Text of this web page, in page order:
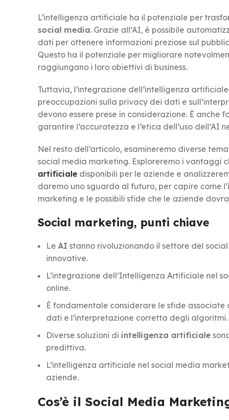
L’intelligenza artificiale ha il potenziale per
social media. Grazie all’AI, è possibile
dati per ottenere informazioni preziose sul
Questo ha il potenziale per migliorare
raggiungano i loro obiettivi di business.
Tuttavia, l’integrazione dell’intelligenza
preoccupazioni sulla privacy dei dati e
devono essere prese in considerazione. È
garantire l’accuratezza e l’etica dell’uso dell’AI
Nel resto dell’articolo, esamineremo diverse
social media marketing. Esploreremo i vantaggi
artificiale disponibili per le aziende e
daremo uno sguardo al futuro, per capire come
marketing e le possibili sfide che le aziende
Social marketing, punti chiave
Le AI stanno rivoluzionando il settore del
innovative.
L’integrazione dell’Intelligenza Artificiale nel
online.
È fondamentale considerare le sfide associate
dati e l’interpretazione corretta degli algoritmi.
Diverse soluzioni di intelligenza artificiale
predittiva.
L’intelligenza artificiale nel social media
aziende.
Cos’è il Social Media